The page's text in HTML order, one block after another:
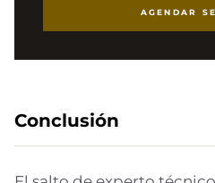
AGENDAR
Conclusión